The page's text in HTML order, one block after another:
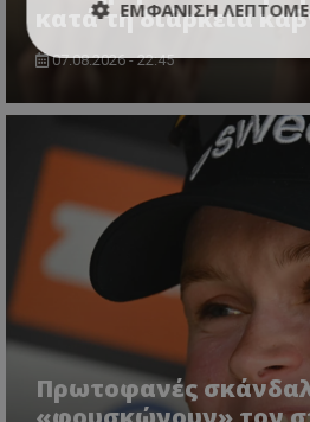
κατά τη διάρκεια
07.08.2026 - 22:45
Πρωτοφανές
ΕΜΦΆΝΙΣΗ